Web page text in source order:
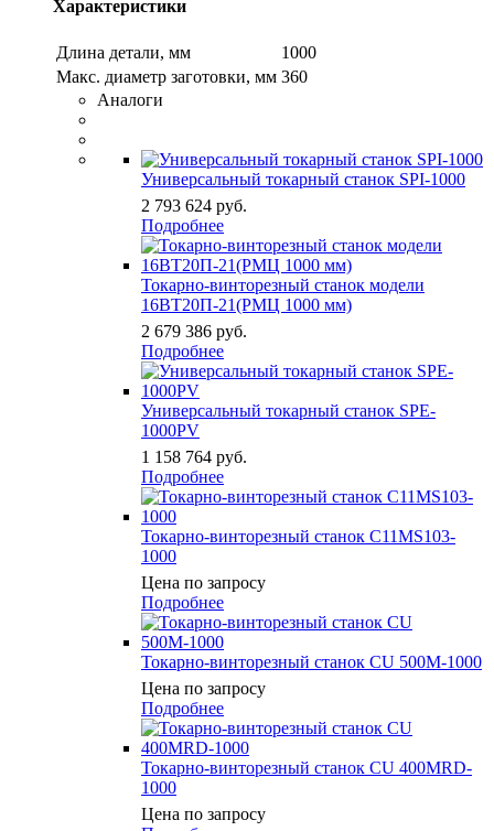
Характеристики
Длина детали, мм
1000
Макс. диаметр заготовки, мм 360
Аналоги
Универсальный токарный станок SPI-1000
2 793 624 руб.
Подробнее
Токарно-винторезный станок модели
16ВТ20П-21(РМЦ 1000 мм)
2 679 386 руб.
Подробнее
Универсальный токарный станок SPE-
1000PV
1 158 764 руб.
Подробнее
Токарно-винторезный станок C11MS103-
1000
Цена по запросу
Подробнее
Токарно-винторезный станок CU 500М-1000
Цена по запросу
Подробнее
Токарно-винторезный станок CU 400MRD-
1000
Цена по запросу